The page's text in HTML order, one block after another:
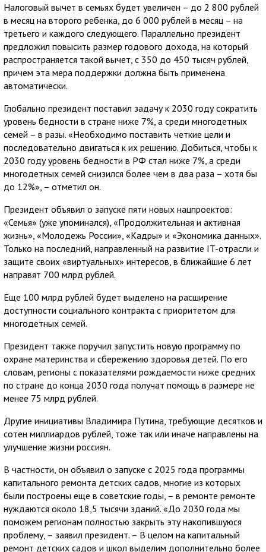
Налоговый вычет в семьях будет увеличен – до 2 800 рублей
в месяц на второго ребенка, до 6 000 рублей в месяц – на
третьего и каждого следующего. Параллельно президент
предложил повысить размер годового дохода, на который
распространяется такой вычет, с 350 до 450 тысяч рублей,
причем эта мера поддержки должна быть применена
автоматически.
Глобально президент поставил задачу к 2030 году сократить
уровень бедности в стране ниже 7%, а среди многодетных
семей – в разы. «Необходимо поставить четкие цели и
последовательно двигаться к их решению. Добиться, чтобы к
2030 году уровень бедности в РФ стал ниже 7%, а среди
многодетных семей снизился более чем в два раза – хотя бы
до 12%», – отметил он.
Президент объявил о запуске пяти новых нацпроектов:
«Семья» (уже упоминался), «Продолжительная и активная
жизнь», «Молодежь России», «Кадры» и «Экономика данных».
Только на последний, направленный на развитие IT-отрасли и
защите своих «виртуальных» интересов, в ближайшие 6 лет
направят 700 млрд рублей.
Еще 100 млрд рублей будет выделено на расширение
доступности социального контракта с приоритетом для
многодетных семей.
Президент также поручил запустить новую программу по
охране материнства и сбережению здоровья детей. По его
словам, регионы с показателями рождаемости ниже средних
по стране до конца 2030 года получат помощь в размере не
менее 75 млрд рублей.
Другие инициативы Владимира Путина, требующие десятков и
сотен миллиардов рублей, тоже так или иначе направлены на
улучшение жизни россиян.
В частности, он объявил о запуске с 2025 года программы
капитального ремонта детских садов, многие из которых
были построены еще в советские годы, – в ремонте ремонте
нуждаются около 18,5 тысячи зданий. «До 2030 года мы
поможем регионам полностью закрыть эту накопившуюся
проблему, – заявил президент. – В целом на капитальный
ремонт детских садов и школ выделим дополнительно более